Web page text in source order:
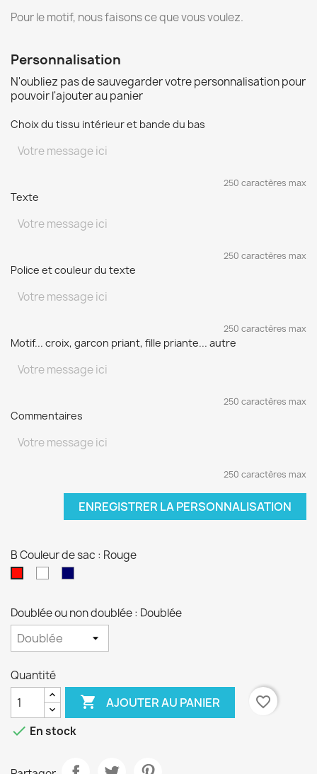
Pour le motif, nous faisons ce que vous voulez.
Personnalisation
N'oubliez pas de sauvegarder votre personnalisation pour
pouvoir l'ajouter au panier
Choix du tissu intérieur et bande du bas
250 caractères max
Texte
250 caractères max
Police et couleur du texte
250 caractères max
Motif... croix, garcon priant, fille priante... autre
250 caractères max
Commentaires
250 caractères max
ENREGISTRER LA PERSONNALISATION
B Couleur de sac : Rouge
Doublée ou non doublée : Doublée
Quantité
 AJOUTER AU PANIER
favorite_border
 En stock